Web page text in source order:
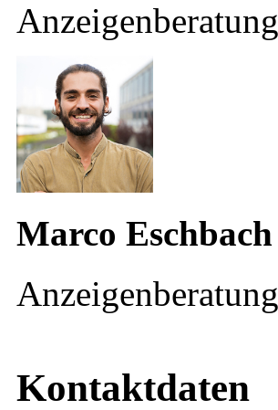
Anzeigenberatung
Marco Eschbach
Anzeigenberatung
Kontaktdaten